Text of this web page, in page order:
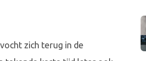
zich terug in de